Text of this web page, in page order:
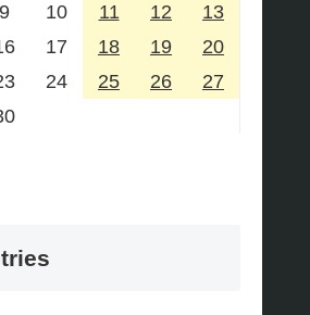
9 10 11 12
13
17 18 19
20
24 25 26
27